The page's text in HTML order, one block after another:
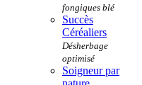
Succès
Céréaliers
Soigneur par